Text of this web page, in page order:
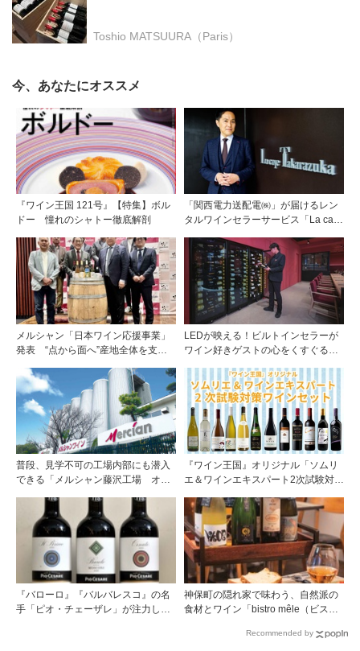
Toshio MATSUURA（Paris）
今、あなたにオススメ
『ワイン王国 121号』【特集】ボル
ドー 憧れのシャトー徹底解剖
「関西電力送配電㈱」が届けるレン
タルワインセラーサービス「La cave
ェフソムリエの塚元 晃氏が初訪問！
メルシャン「日本ワイン応援事業」
発表 “点から面へ”産地全体を支え
LEDが映える！ビルトインセラーが
ワイン好きゲストの心をくすぐる
普段、見学不可の工場内部にも潜入
できる「メルシャン藤沢工場 オン
『ワイン王国』オリジナル「ソムリ
エ＆ワインエキスパート2次試験対策
『バローロ』『バルバレスコ』の名
手「ピオ・チェーザレ」が注力し
神保町の隠れ家で味わう、自然派の
食材とワイン「bistro mêle（ビスト
Recommended by